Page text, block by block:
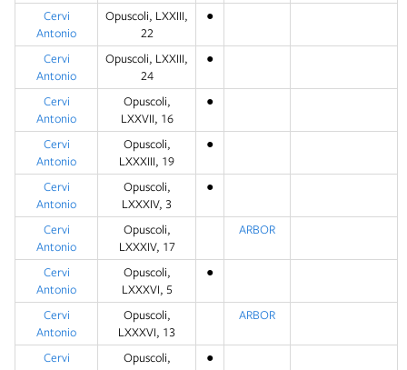
Cervi
Antonio
Opuscoli, LXXIII,
22
●
Cervi
Antonio
Opuscoli, LXXIII,
24
●
Cervi
Antonio
Opuscoli,
LXXVII, 16
●
Cervi
Antonio
Opuscoli,
LXXXIII, 19
●
Cervi
Antonio
Opuscoli,
LXXXIV, 3
●
Cervi
Antonio
Opuscoli,
LXXXIV, 17
ARBOR
Cervi
Antonio
Opuscoli,
LXXXVI, 5
●
Cervi
Antonio
Opuscoli,
LXXXVI, 13
ARBOR
Cervi
Opuscoli,
●